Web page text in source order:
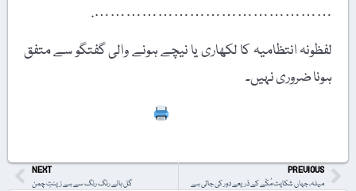
……………………………………….
لفظونہ انتظامیہ کا لکھاری یا نیچے ہونے والی گفتگو سے متفق
ہونا ضروری نہیں۔
PREVIOUS
میلہ، جہاں شکایت مُکّے کے ذریعے دور کی جاتی ہے
NEXT
گل ہائے رنگ رنگ سے ہے زینتِ چمن